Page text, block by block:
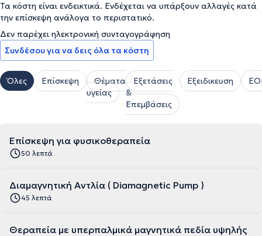
Τα κόστη είναι ενδεικτικά. Ενδέχεται να υπάρξουν αλλαγές κατά
την επίσκεψη ανάλογα το περιστατικό.
Δεν παρέχει ηλεκτρονική συνταγογράφηση
Συνδέσου για να δεις όλα τα κόστη
Όλες Επίσκεψη
Θέματα
υγείας
Εξετάσεις
&
Επεμβάσεις
Εξειδικευση
Επίσκεψη για φυσικοθεραπεία
50 λεπτά
Διαμαγνητική Αντλία ( Diamagnetic Pump )
45 λεπτά
Θεραπεία με υπερπαλμικά μαγνητικά πεδία υψηλής